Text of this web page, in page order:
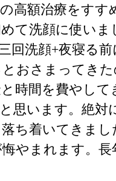
高額治療をす
て洗顔に使いま
回洗顔+夜寝る
おさまってき
時間を費やし
思います。絶
ち着いてきま
やまれます。